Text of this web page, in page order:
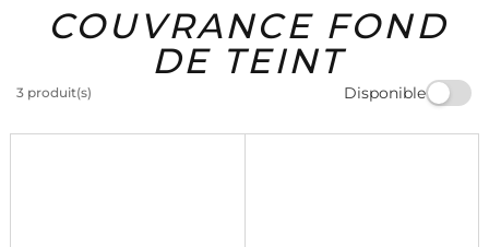
Solaire Homme Marques Idées
Cadeaux
Bons
Plans
COUVRANCE FOND
DE TEINT
3 produit(s) Disponible